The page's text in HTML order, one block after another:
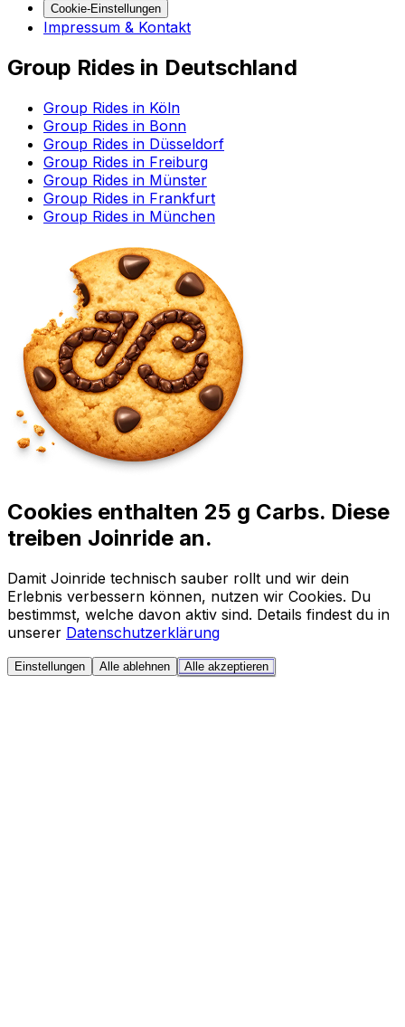
Cookie-Einstellungen
Impressum & Kontakt
Group Rides in Deutschland
Group Rides in Köln
Group Rides in Bonn
Group Rides in Düsseldorf
Group Rides in Freiburg
Group Rides in Münster
Group Rides in Frankfurt
Group Rides in München
Cookies enthalten 25 g Carbs. Diese
treiben Joinride an.
Damit Joinride technisch sauber rollt und wir dein
Erlebnis verbessern können, nutzen wir Cookies. Du
bestimmst, welche davon aktiv sind. Details findest du in
unserer Datenschutzerklärung
Einstellungen Alle ablehnen Alle akzeptieren